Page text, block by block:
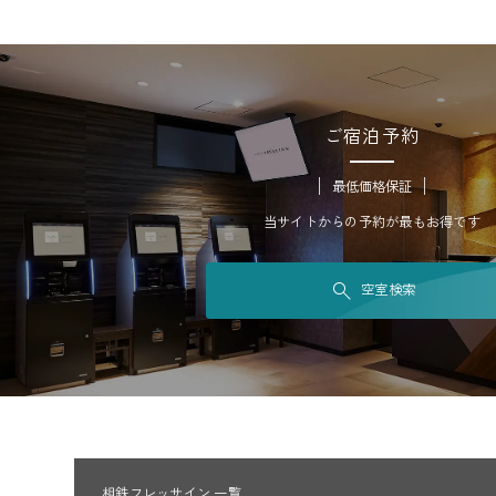
ご宿泊予約
最低価格保証
当サイトからの予約が最もお得です
空室検索